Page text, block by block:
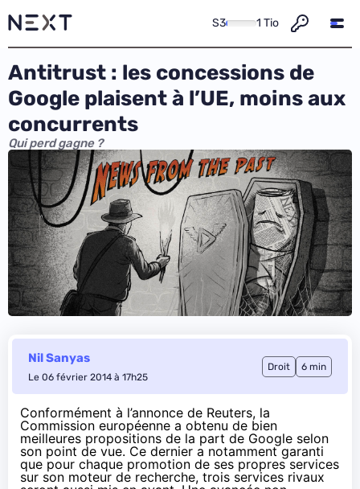
S3 1 Tio
Antitrust : les concessions de
Google plaisent à l’UE, moins aux
concurrents
Qui perd gagne ?
Nil Sanyas
Le 06 février 2014 à 17h25
Droit 6 min
Conformément à l’annonce de Reuters, la
Commission européenne a obtenu de bien
meilleures propositions de la part de Google selon
son point de vue. Ce dernier a notamment garanti
que pour chaque promotion de ses propres services
sur son moteur de recherche, trois services rivaux